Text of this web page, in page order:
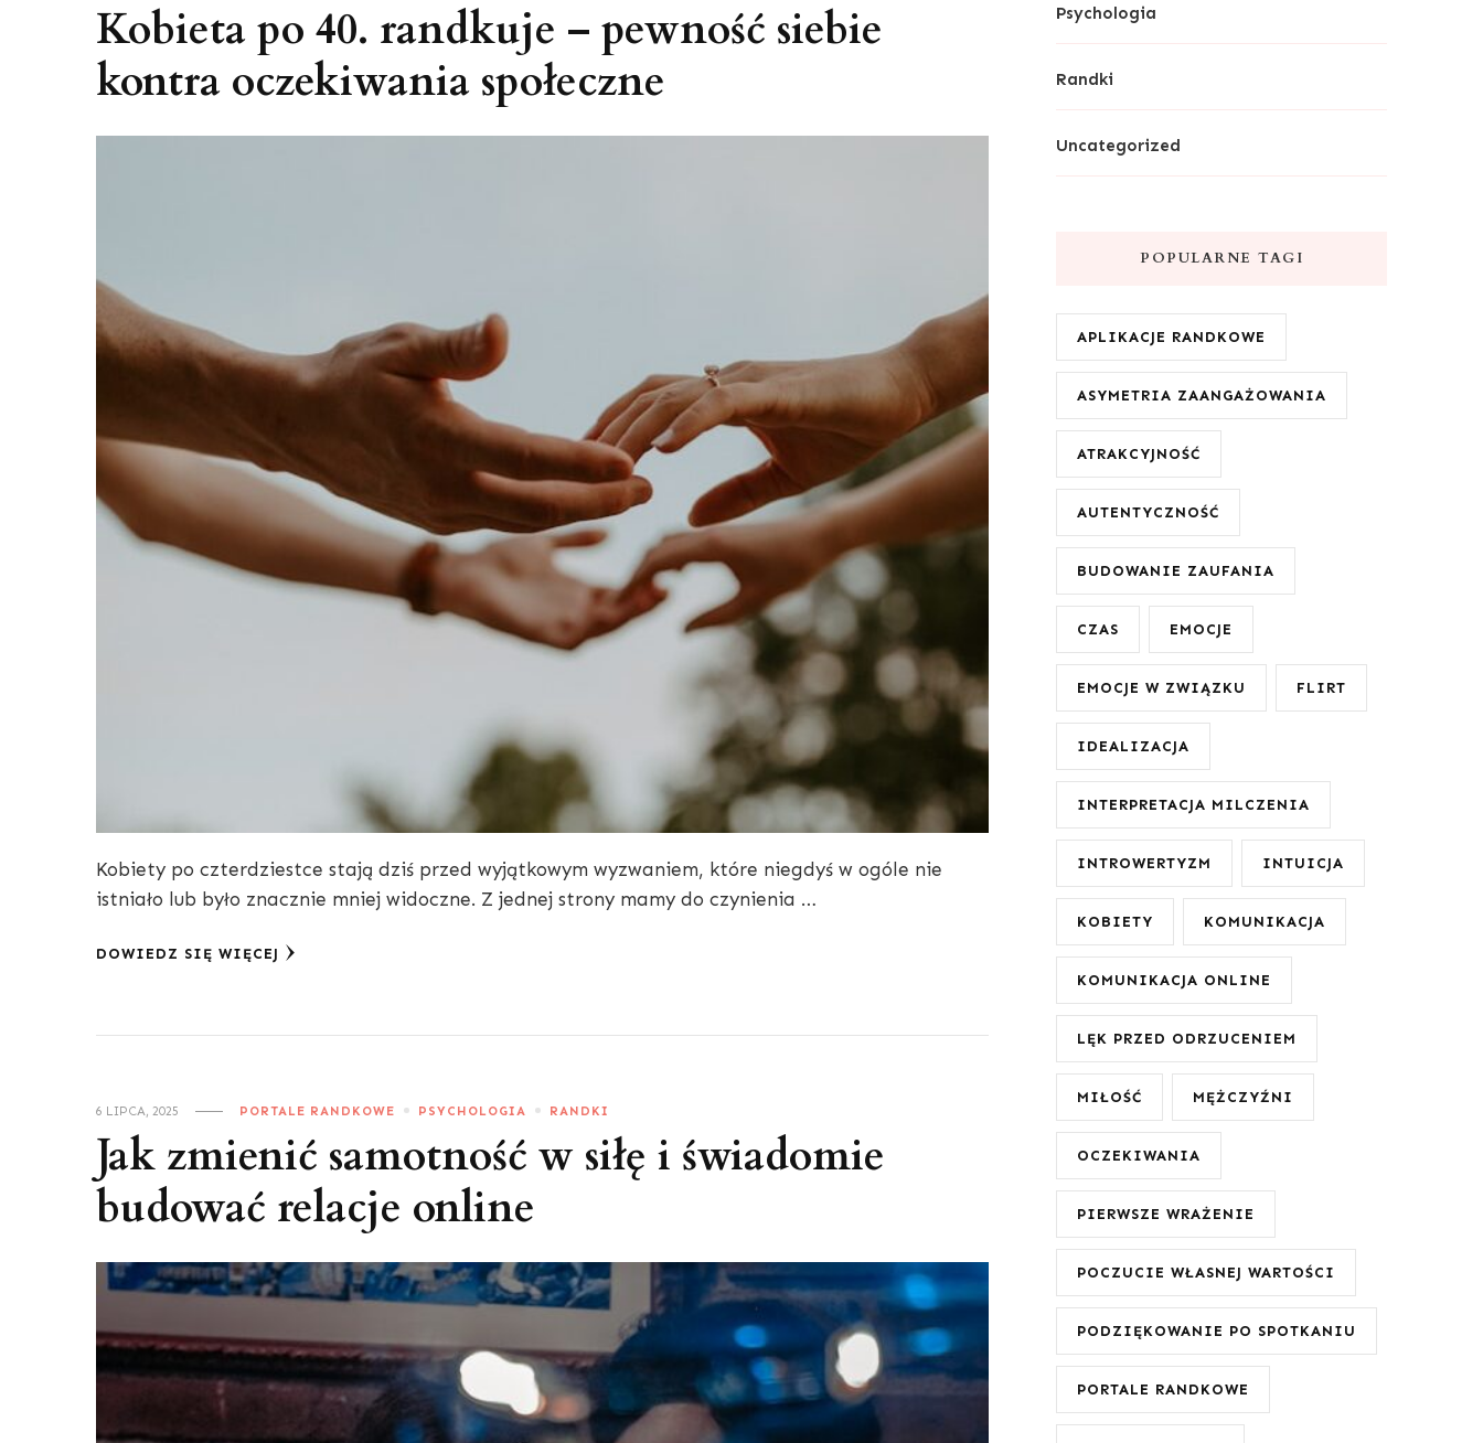
Kobieta po 40. randkuje – pewność siebie
kontra oczekiwania społeczne
Kobiety po czterdziestce stają dziś przed wyjątkowym wyzwaniem, które niegdyś w ogóle nie
istniało lub było znacznie mniej widoczne. Z jednej strony mamy do czynienia …
DOWIEDZ SIĘ WIĘCEJ
6 LIPCA, 2025 PORTALE RANDKOWE PSYCHOLOGIA RANDKI
Jak zmienić samotność w siłę i świadomie
budować relacje online
Psychologia
Randki
Uncategorized
POPULARNE TAGI
APLIKACJE RANDKOWE
ASYMETRIA ZAANGAŻOWANIA
ATRAKCYJNOŚĆ
AUTENTYCZNOŚĆ
BUDOWANIE ZAUFANIA
CZAS EMOCJE
EMOCJE W ZWIĄZKU FLIRT
IDEALIZACJA
INTERPRETACJA MILCZENIA
INTROWERTYZM INTUICJA
KOBIETY KOMUNIKACJA
KOMUNIKACJA ONLINE
LĘK PRZED ODRZUCENIEM
MIŁOŚĆ MĘŻCZYŹNI
OCZEKIWANIA
PIERWSZE WRAŻENIE
POCZUCIE WŁASNEJ WARTOŚCI
PODZIĘKOWANIE PO SPOTKANIU
PORTALE RANDKOWE